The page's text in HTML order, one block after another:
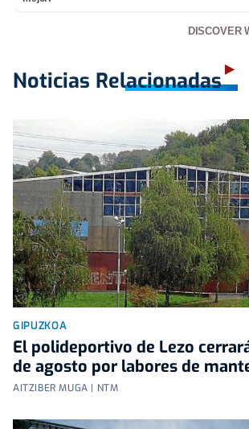
DISCOVER
Noticias Relacionadas
GIPUZKOA
El polideportivo de Lezo
de agosto por labores de
AITZIBER MUGA | NTM